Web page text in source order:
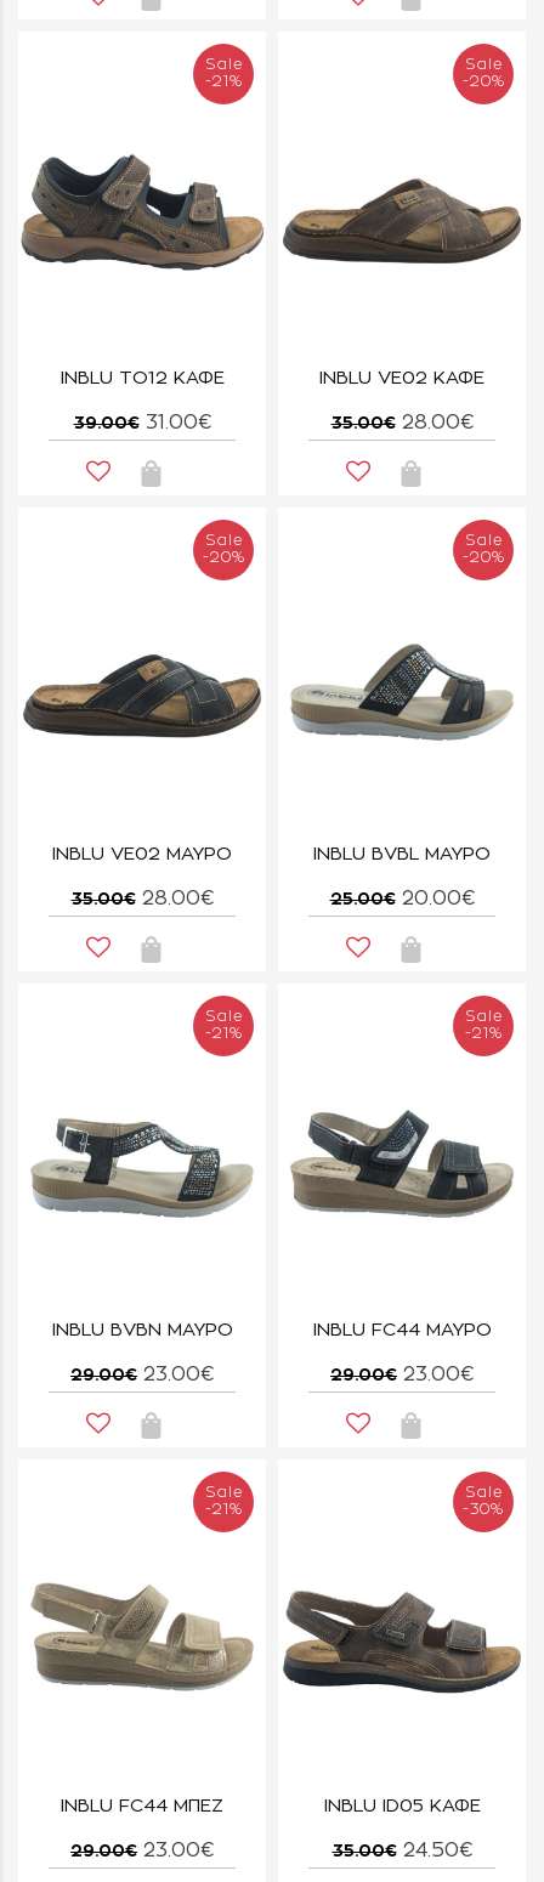
Sale
-21%
INBLU TO12 ΚΑΦΕ
39.00€ 31.00€
Sale
-20%
INBLU VE02 ΚΑΦΕ
35.00€ 28.00€
Sale
-20%
INBLU VE02 ΜΑΥΡΟ
35.00€ 28.00€
Sale
-20%
INBLU BVBL ΜΑΥΡΟ
25.00€ 20.00€
Sale
-21%
INBLU BVBN ΜΑΥΡΟ
29.00€ 23.00€
Sale
-21%
INBLU FC44 ΜΑΥΡΟ
29.00€ 23.00€
Sale
-21%
INBLU FC44 ΜΠΕΖ
29.00€ 23.00€
Sale
-30%
INBLU ID05 ΚΑΦΕ
35.00€ 24.50€